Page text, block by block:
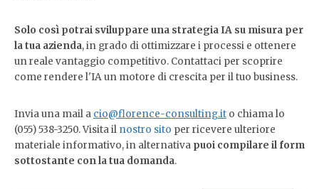
Solo così potrai sviluppare una strategia IA su misura per
la tua azienda, in grado di ottimizzare i processi e ottenere
un reale vantaggio competitivo. Contattaci per scoprire
come rendere l'IA un motore di crescita per il tuo business.
Invia una mail a cio@florence-consulting.it o chiama lo
(055) 538-3250. Visita il nostro sito per ricevere ulteriore
materiale informativo, in alternativa puoi compilare il form
sottostante con la tua domanda.